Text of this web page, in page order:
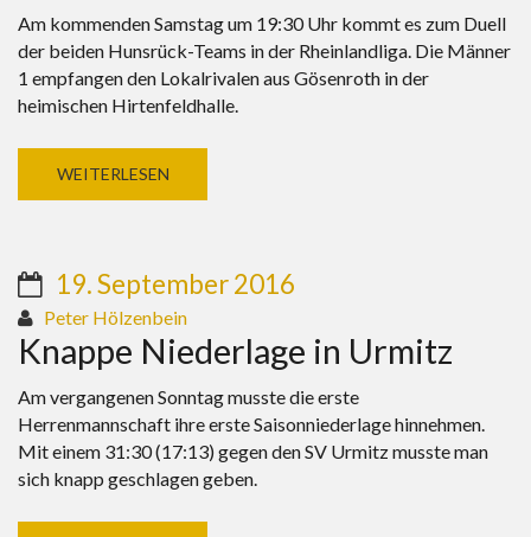
Am kommenden Samstag um 19:30 Uhr kommt es zum Duell
der beiden Hunsrück-Teams in der Rheinlandliga. Die Männer
1 empfangen den Lokalrivalen aus Gösenroth in der
heimischen Hirtenfeldhalle.
WEITERLESEN
19. September 2016
Peter Hölzenbein
Knappe Niederlage in Urmitz
Am vergangenen Sonntag musste die erste
Herrenmannschaft ihre erste Saisonniederlage hinnehmen.
Mit einem 31:30 (17:13) gegen den SV Urmitz musste man
sich knapp geschlagen geben.